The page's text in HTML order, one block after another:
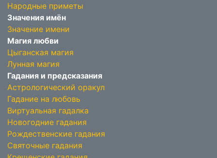
Народные приметы
Значения имён
Значение имени
Магия любви
Цыганская магия
Лунная магия
Гадания и предсказания
Астрологический оракул
Гадание на любовь
Виртуальная гадалка
Новогодние гадания
Рождественские гадания
Святочные гадания